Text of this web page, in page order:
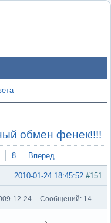
обмен фенек!!!!
8 Вперед
#151
2010-01-24 18:45:52
12-24 Сообщений: 14